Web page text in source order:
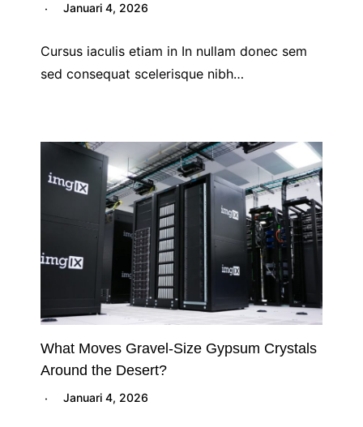
Januari 4, 2026
Cursus iaculis etiam in In nullam donec sem
sed consequat scelerisque nibh…
What Moves Gravel-Size Gypsum Crystals
Around the Desert?
Januari 4, 2026